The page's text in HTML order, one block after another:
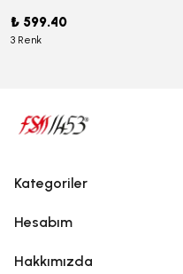
₺ 599.40
3 Renk
Kategoriler
Hesabım
Hakkımızda